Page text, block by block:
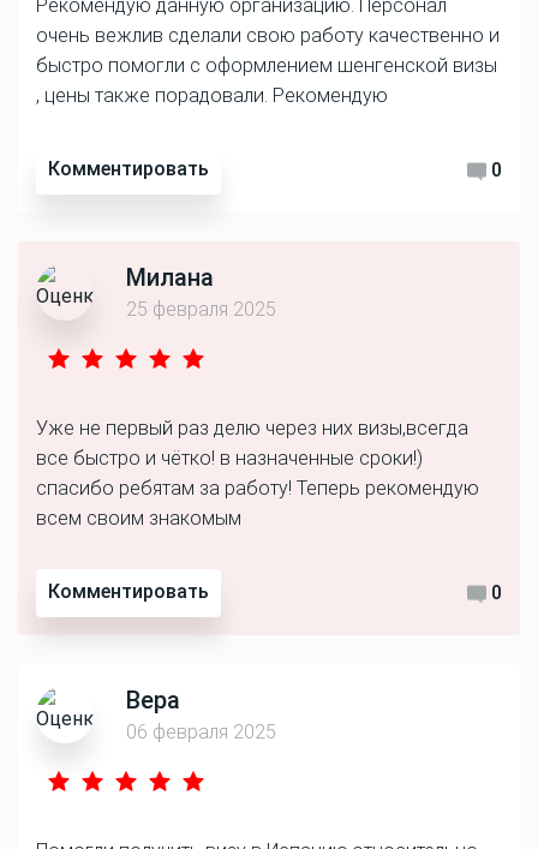
Рекомендую данную организацию. Персонал
очень вежлив сделали свою работу качественно и
быстро помогли с оформлением шенгенской визы
, цены также порадовали. Рекомендую
Комментировать 0
Милана
25 февраля 2025
Уже не первый раз делю через них визы,всегда
все быстро и чётко! в назначенные сроки!)
спасибо ребятам за работу! Теперь рекомендую
всем своим знакомым
Комментировать 0
Вера
06 февраля 2025